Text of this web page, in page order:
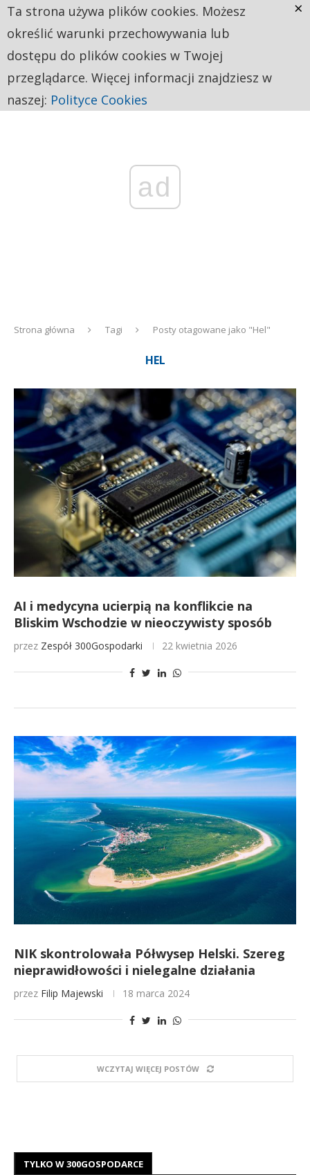
ad
Strona główna Tagi Posty otagowane jako "Hel"
HEL
AI i medycyna ucierpią na konflikcie na
Bliskim Wschodzie w nieoczywisty sposób
przez Zespół 300Gospodarki 22 kwietnia 2026
NIK skontrolowała Półwysep Helski. Szereg
nieprawidłowości i nielegalne działania
przez Filip Majewski 18 marca 2024
WCZYTAJ WIĘCEJ POSTÓW
TYLKO W 300GOSPODARCE
Ta strona używa plików cookies. Możesz
określić warunki przechowywania lub
dostępu do plików cookies w Twojej
przeglądarce. Więcej informacji znajdziesz w
naszej: Polityce Cookies
×